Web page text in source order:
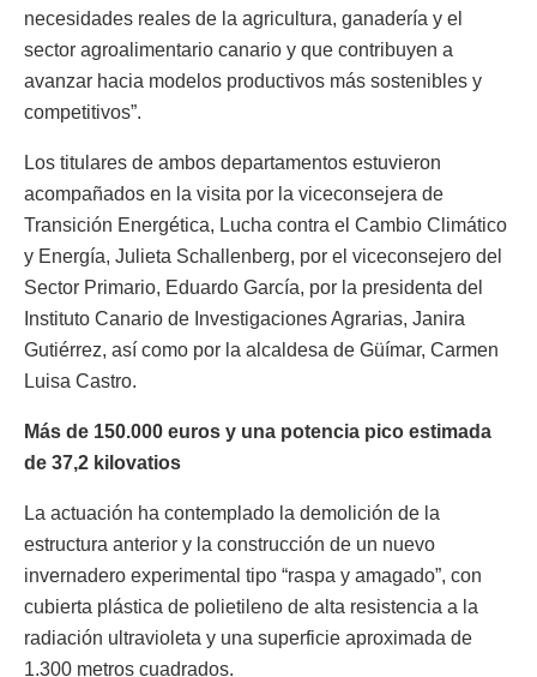
necesidades reales de la agricultura, ganadería y el
sector agroalimentario canario y que contribuyen a
avanzar hacia modelos productivos más sostenibles y
competitivos”.
Los titulares de ambos departamentos estuvieron
acompañados en la visita por la viceconsejera de
Transición Energética, Lucha contra el Cambio Climático
y Energía, Julieta Schallenberg, por el viceconsejero del
Sector Primario, Eduardo García, por la presidenta del
Instituto Canario de Investigaciones Agrarias, Janira
Gutiérrez, así como por la alcaldesa de Güímar, Carmen
Luisa Castro.
Más de 150.000 euros y una potencia pico estimada
de 37,2 kilovatios
La actuación ha contemplado la demolición de la
estructura anterior y la construcción de un nuevo
invernadero experimental tipo “raspa y amagado”, con
cubierta plástica de polietileno de alta resistencia a la
radiación ultravioleta y una superficie aproximada de
1.300 metros cuadrados.